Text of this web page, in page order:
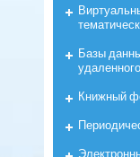
Базы
Книжный